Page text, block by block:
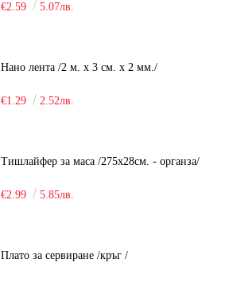
€2.59
5.07лв.
Нано лента /2 м. х 3 см. х 2 мм./
€1.29 2.52лв.
Тишлайфер за маса /275х28см. - органза/
€2.99 5.85лв.
Плато за сервиране /кръг /